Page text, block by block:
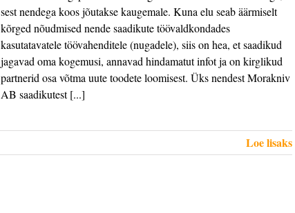
sest nendega koos jõutakse kaugemale. Kuna elu seab äärmiselt
kõrged nõudmised nende saadikute töövaldkondades
kasutatavatele töövahenditele (nugadele), siis on hea, et saadikud
jagavad oma kogemusi, annavad hindamatut infot ja on kirglikud
partnerid osa võtma uute toodete loomisest. Üks nendest Morakniv
AB saadikutest [...]
Loe lisaks